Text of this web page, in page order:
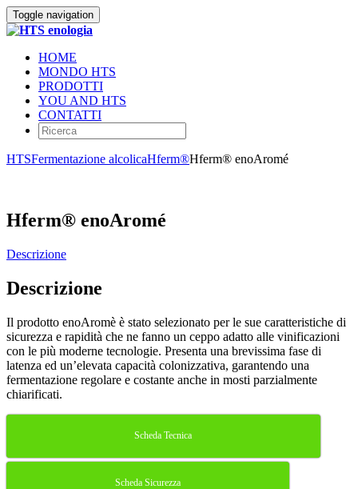
Toggle navigation
HOME
MONDO HTS
PRODOTTI
YOU AND HTS
CONTATTI
HTSFermentazione alcolicaHferm®Hferm® enoAromé
Hferm® enoAromé
Descrizione
Descrizione
Il prodotto enoAromè è stato selezionato per le sue caratteristiche di
sicurezza e rapidità che ne fanno un ceppo adatto alle vinificazioni
con le più moderne tecnologie. Presenta una brevissima fase di
latenza ed un’elevata capacità colonizzativa, garantendo una
fermentazione regolare e costante anche in mosti parzialmente
chiarificati.
Scheda Tecnica
Scheda Sicurezza